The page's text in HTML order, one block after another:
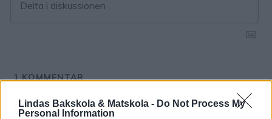
Lindas Bakskola & Matskola - Do Not Process My
Personal Information
1KOMMENTAR
äldsta